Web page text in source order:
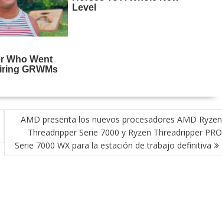
AMD presenta los nuevos procesadores AMD Ryzen
Threadripper Serie 7000 y Ryzen Threadripper PRO
Serie 7000 WX para la estación de trabajo definitiva